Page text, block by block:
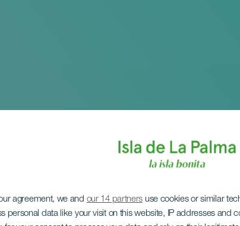
agreement, we and our 14 partners use cookies or similar
personal data like your visit on this website, IP addresses and